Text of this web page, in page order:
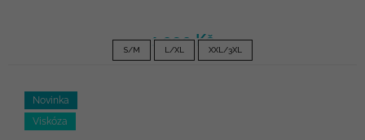
1 090 Kč
S/M L/XL XXL/3XL
Novinka
Viskóza